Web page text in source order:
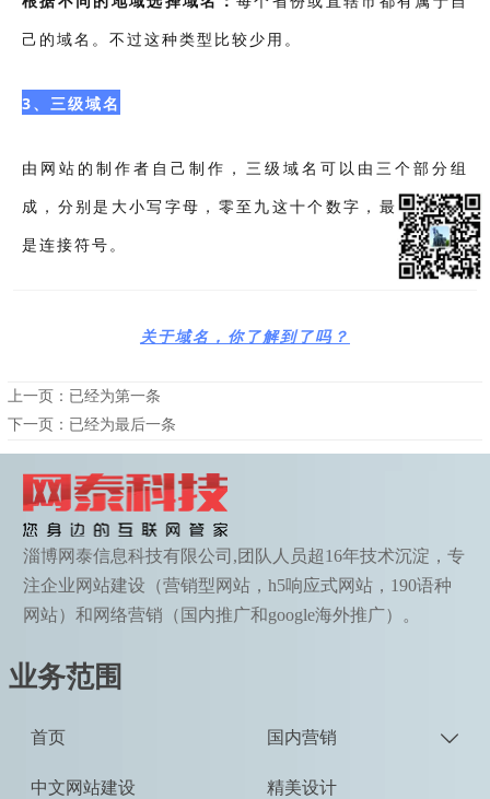
己的域名。 不过这种类型比较少用。
3、三级域名
由网站的制作者自己制作，三级域名可以由三个部分组
成，分别是大小写字母，零至九这十个数字，最后一部分
是连接符号。
关于域名，你了解到了吗？
上一页：已经为第一条
下一页：已经为最后一条
淄博网泰信息科技有限公司,团队人员超16年技术沉淀，专
注企业网站建设（营销型网站，h5响应式网站，190语种
网站）和网络营销（国内推广和google海外推广）。
业务范围
首页
中文网站建设
国内营销 
精美设计